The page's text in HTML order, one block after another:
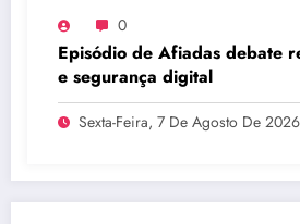
0
Episódio de Afiadas debate
e segurança digital
Sexta-Feira, 7 De Agosto De 2026